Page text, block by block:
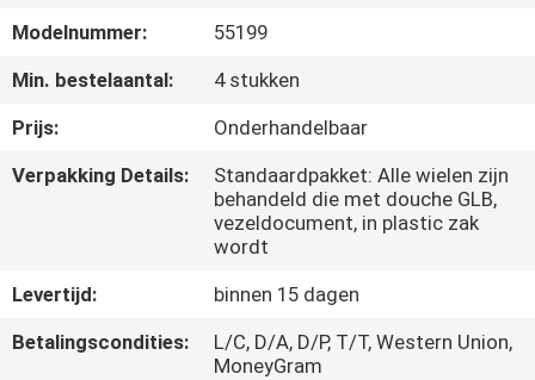
CONTACTEER
ONS
OM
EEN
Modelnummer:
55199
Min. bestelaantal:
4 stukken
Prijs:
Onderhandelbaar
Verpakking Details:
Standaardpakket: Alle wielen zijn
behandeld die met douche GLB,
vezeldocument, in plastic zak
wordt
Levertijd:
binnen 15 dagen
Betalingscondities:
L/C, D/A, D/P, T/T, Western Union,
MoneyGram